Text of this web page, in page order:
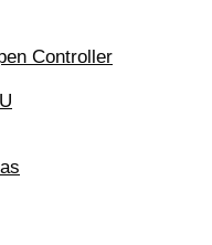
Controller